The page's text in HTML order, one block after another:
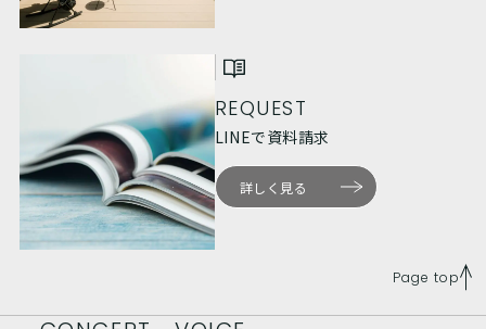
REQUEST
LINEで資料請求
詳しく見る
Page top